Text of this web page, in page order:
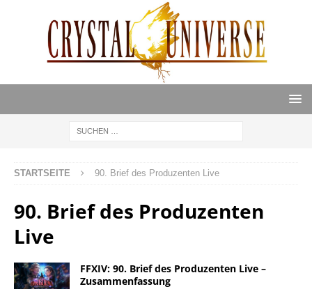
STARTSEITE 90. Brief des Produzenten Live
90. Brief des Produzenten
Live
FFXIV: 90. Brief des Produzenten Live –
Zusammenfassung